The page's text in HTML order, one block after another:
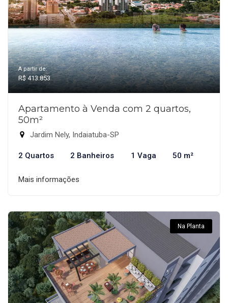
A partir de:
R$ 413.853
Apartamento à Venda com 2 quartos,
50m²
Jardim Nely, Indaiatuba-SP
2 Quartos 2 Banheiros 1 Vaga 50 m²
Mais informações
Na Planta